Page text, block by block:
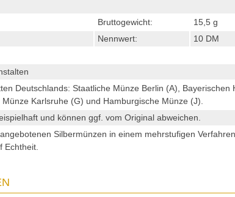
Bruttogewicht:
15,5 g
Nennwert:
10 DM
Deutschlands: Staatliche Münze Berlin (A),
Karlsruhe (G) und Hamburgische Münze (J).
und können ggf. vom Original abweichen.
Silbermünzen in einem mehrstufigen
Echtheit.